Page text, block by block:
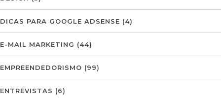
DICAS PARA GOOGLE ADSENSE (4)
E-MAIL MARKETING (44)
EMPREENDEDORISMO (99)
ENTREVISTAS (6)